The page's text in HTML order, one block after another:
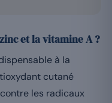
et la vitamine A ?
à la
cutané
les radicaux